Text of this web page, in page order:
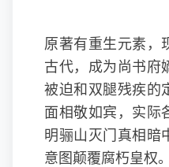
原著有重生元素，
古代，成为尚书府
被迫和双腿残疾的
面相敬如宾，实际
明骊山灭门真相暗
意图颠覆腐朽皇权。